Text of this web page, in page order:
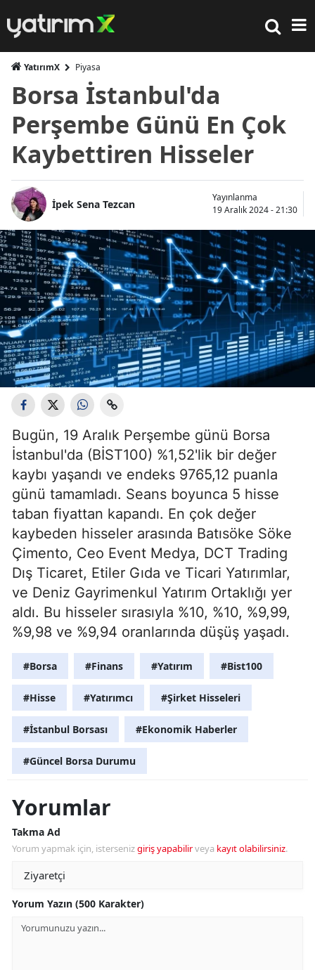
YatırımX Piyasa
Borsa İstanbul'da
Perşembe Günü En Çok
Kaybettiren Hisseler
İpek Sena Tezcan
Yayınlanma
19 Aralık 2024 - 21:30
Bugün, 19 Aralık Perşembe günü Borsa
İstanbul'da (BİST100) %1,52'lik bir değer
kaybı yaşandı ve endeks 9765,12 puanla
günü tamamladı. Seans boyunca 5 hisse
taban fiyattan kapandı. En çok değer
kaybeden hisseler arasında Batısöke Söke
Çimento, Ceo Event Medya, DCT Trading
Dış Ticaret, Etiler Gıda ve Ticari Yatırımlar,
ve Deniz Gayrimenkul Yatırım Ortaklığı yer
aldı. Bu hisseler sırasıyla %10, %10, %9,99,
%9,98 ve %9,94 oranlarında düşüş yaşadı.
#Borsa #Finans #Yatırım #Bist100
#Hisse #Yatırımcı #Şirket Hisseleri
#İstanbul Borsası #Ekonomik Haberler
#Güncel Borsa Durumu
Yorumlar
Takma Ad
Yorum yapmak için, istersenizgiriş yapabilirveya kayıt olabilirsiniz.
Yorum Yazın (500 Karakter)